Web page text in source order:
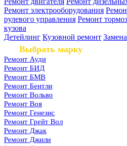
Ремонт электрооборудования
рулевого управления Ремонт
кузова
Детейлинг Кузовной ремонт
Выбрать марку
Ремонт Ауди
Ремонт БИД
Ремонт БМВ
Ремонт Бентли
Ремонт Вольво
Ремонт Воя
Ремонт Генезис
Ремонт Грейт Вол
Ремонт Джак
Ремонт Джили